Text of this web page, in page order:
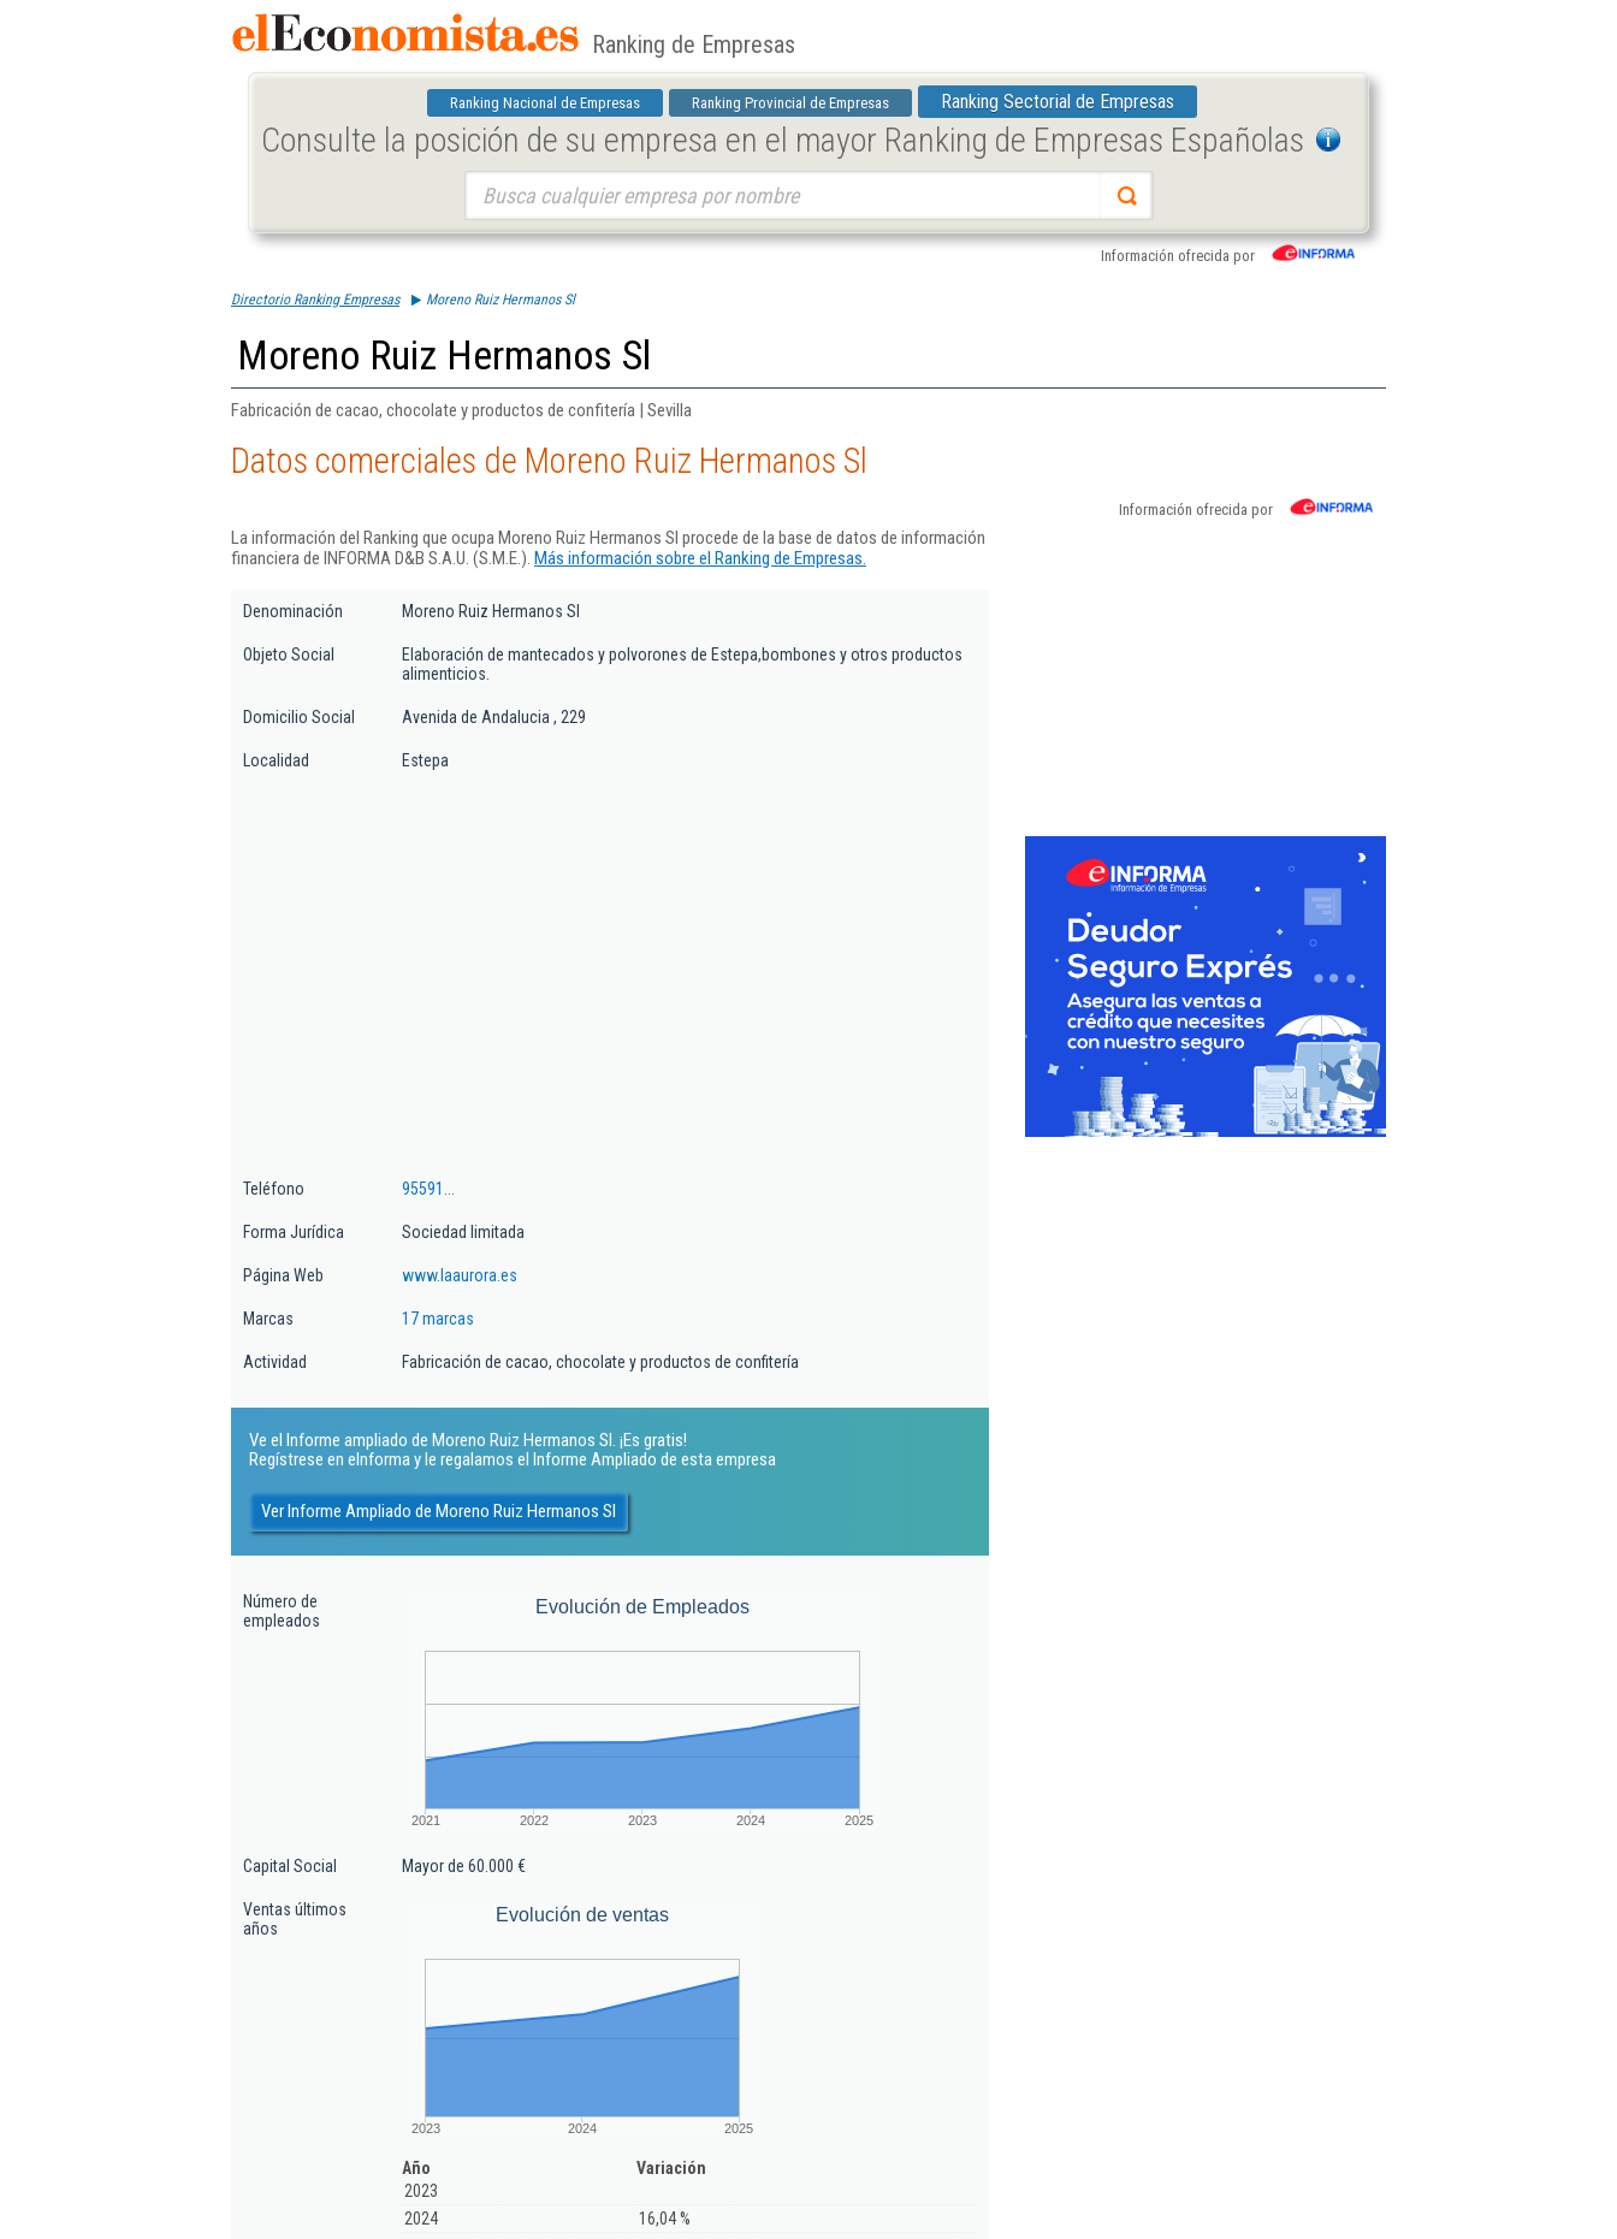
Ranking de Empresas
Ranking Nacional de Empresas Ranking Provincial de Empresas Ranking Sectorial de Empresas
Consulte la posición de su empresa en el mayor Ranking de Empresas Españolas
Información ofrecida por
Directorio Ranking Empresas Moreno Ruiz Hermanos Sl
Moreno Ruiz Hermanos Sl
Fabricación de cacao, chocolate y productos de confitería | Sevilla
Datos comerciales de Moreno Ruiz Hermanos Sl
Información ofrecida por
La información del Ranking que ocupa Moreno Ruiz Hermanos Sl procede de la base de datos de información
financiera de INFORMA D&B S.A.U. (S.M.E.). Más información sobre el Ranking de Empresas.
Denominación Moreno Ruiz Hermanos Sl
Objeto Social
Elaboración de mantecados y polvorones de Estepa,bombones y otros productos
alimenticios.
Domicilio Social Avenida de Andalucia , 229
Localidad Estepa
Teléfono 95591...
Forma Jurídica Sociedad limitada
Página Web www.laaurora.es
Marcas 17 marcas
Actividad Fabricación de cacao, chocolate y productos de confitería
Ve el Informe ampliado de Moreno Ruiz Hermanos Sl. ¡Es gratis!
Regístrese en eInforma y le regalamos el Informe Ampliado de esta empresa
Ver Informe Ampliado de Moreno Ruiz Hermanos Sl
Número de
empleados
Evolución de Empleados
2021 2022 2023 2024 2025
Capital Social Mayor de 60.000 €
Ventas últimos
años
Evolución de ventas
2023 2024 2025
Año
Variación
2023
2024
16,04 %